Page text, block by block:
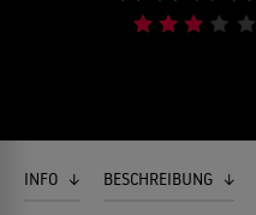
INFO BESCHREIBUNG